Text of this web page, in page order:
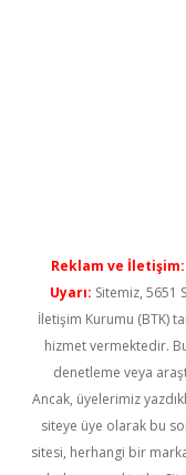
Reklam ve İletişim:
Uyarı: Sitemiz, 5651
İletişim Kurumu (BTK)
hizmet vermektedir.
denetleme veya
Ancak, üyelerimiz
siteye üye olarak bu
sitesi, herhangi bir